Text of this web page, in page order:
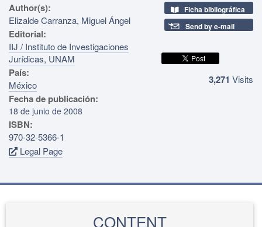
Author(s):
Elizalde Carranza, Miguel Ángel
Editorial:
IIJ / Instituto de Investigaciones
Jurídicas, UNAM
País:
México
Fecha de publicación:
18 de junio de 2008
ISBN:
970-32-5366-1
Legal Page
Ficha bibliográfica
Send by e-mail
3,271 Visits
CONTENT